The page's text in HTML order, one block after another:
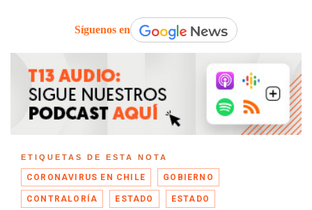
Síguenos en
ETIQUETAS DE ESTA NOTA
CORONAVIRUS EN CHILE GOBIERNO
CONTRALORÍA ESTADO ESTADO